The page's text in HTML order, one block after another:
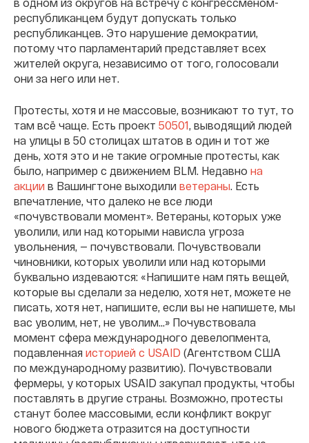
республиканцем будут допускать только
республиканцев. Это нарушение демократии,
потому что парламентарий представляет всех
жителей округа, независимо от того, голосовали
они за него или нет.
Протесты, хотя и не массовые, возникают то тут, то
там всё чаще. Есть проект 50501, выводящий людей
на улицы в 50 столицах штатов в один и тот же
день, хотя это и не такие огромные протесты, как
было, например с движением BLM. Недавно на
акции в Вашингтоне выходили ветераны. Есть
впечатление, что далеко не все люди
«почувствовали момент». Ветераны, которых уже
уволили, или над которыми нависла угроза
увольнения, — почувствовали. Почувствовали
чиновники, которых уволили или над которыми
буквально издеваются: «Напишите нам пять вещей,
которые вы сделали за неделю, хотя нет, можете не
писать, хотя нет, напишите, если вы не напишете, мы
вас уволим, нет, не уволим...» Почувствовала
момент сфера международного девелопмента,
подавленная историей с USAID (Агентством США
по международному развитию). Почувствовали
фермеры, у которых USAID закупал продукты, чтобы
поставлять в другие страны. Возможно, протесты
станут более массовыми, если конфликт вокруг
нового бюджета отразится на доступности